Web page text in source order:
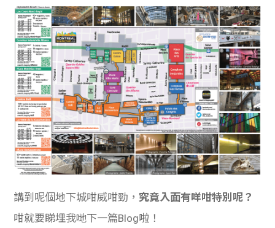
講到呢個地下城咁威咁勁， 究竟入面有咩咁特別呢？
咁就要睇埋我哋下一篇Blog啦！